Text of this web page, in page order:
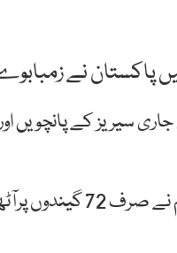
زمبابوے کو 356 رنز کا ہدف
سیریز کے پانچویں
پاکستان کے بلے